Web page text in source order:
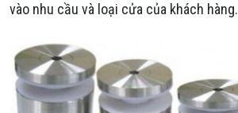
vào nhu cầu và loại cửa của khách hàng.